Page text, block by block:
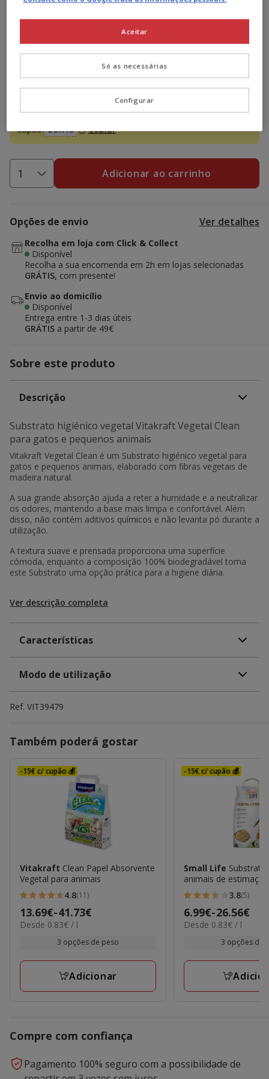
-15€ c/ cupão 💰 15€ de descontoem compras +95€,
inserindo e validando o cupãoEUR15ou
em compras +75€, com o cupãoEUR10ou5€ de
em compras +50€ com o cupão
Ver condições
Cupão: EUR15 Copiar
Adicionar ao carrinho
Opções de envio Ver detalhes
Recolha em loja com Click & Collect
Disponível
Recolha a sua encomenda em 2h em lojas selecionadas
GRÁTIS, com presente!
Envio ao domicílio
Disponível
Entrega entre 1-3 dias úteis
GRÁTIS a partir de 49€
Sobre este produto
Descrição
Substrato higiénico vegetal Vitakraft Vegetal Clean
para gatos e pequenos animais
Vitakraft Vegetal Clean é um Substrato higiénico vegetal para
gatos e pequenos animais, elaborado com fibras vegetais de
madeira natural.
A sua grande absorção ajuda a reter a humidade e a neutralizar
os odores, mantendo a base mais limpa e confortável. Além
disso, não contém aditivos químicos e não levanta pó durante a
utilização.
A textura suave e prensada proporciona uma superfície
cómoda, enquanto a composição 100% biodegradável torna
este Substrato uma opção prática para a higiene diária.
Ver descrição completa
Características
Modo de utilização
Ref. VIT39479
Também poderá gostar
-15€ c/ cupão 💰
Vitakraft Clean Papel Absorvente
Vegetal para animais
4.8
estrelas
com
avaliações
4.8(11)
Preço
de
13.69€-41.73€
0.83€
Desde 0.83€ / l
3 opções de peso
Adicionar
-15€ c/ cupão 💰
Small Life Substrato
animais de estimação
3.8
estrelas
com
avaliações
3.8(5)
Preço
de
6.99€-26.56€
0.83€
Desde 0.83€ / l
3 opções de
Compre com confiança
Pagamento 100% seguro com a possibilidade de
Só as necessárias
Aceitar
Configurar